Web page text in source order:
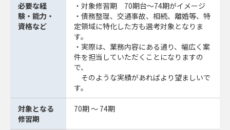
必要な経
験・能力・
資格など
・対象修習期 70期台～74期がイメージ
・債務整理、交通事故、相続、離婚等、特
定領域に特化した方も選考対象となりま
す。
・実際は、業務内容にある通り、幅広く案
件を担当していただくことになりますの
で、
そのような実績があればより望ましいで
す。
対象となる
修習期
70期 ～ 74期